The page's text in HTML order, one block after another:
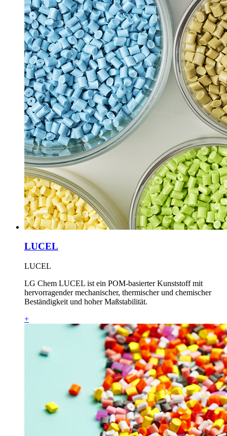
LUCEL
LUCEL
LG Chem LUCEL ist ein POM-basierter Kunststoff mit
hervorragender mechanischer, thermischer und chemischer
Beständigkeit und hoher Maßstabilität.
+